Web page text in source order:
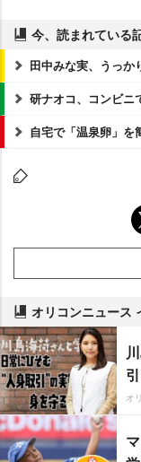
今、読まれている
田中みな実、うっか
研ナオコ、コンビニ
自宅で「温泉卵」を
オリコンニュース
オ